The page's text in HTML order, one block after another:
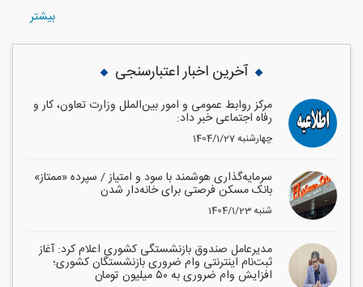
بيشتر
آخرین اخبار اعتبارسنجی
مرکز روابط عمومی و امور بین‌الملل وزارت تعاون، کار و
رفاه اجتماعی خبر داد:
1404/1/27 چهارشنبه
سرمایه‌گذاری هوشمند با سود و امتیاز / سپرده «ممتاز»
بانک مسکن فرصتی برای خانه‌دار شدن
1404/1/23 شنبه
مدیرعامل صندوق بازنشستگی کشوری اعلام کرد: آغاز
ثبت‌نام اینترنتی وام ضروری بازنشستگان کشوری؛
افزایش وام ضروری به ۵۰ میلیون تومان